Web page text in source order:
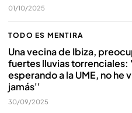
01/10/2025
TODO ES MENTIRA
Una vecina de Ibiza,
fuertes lluvias torrenciales:
esperando a la UME, no he
jamás''
30/09/2025